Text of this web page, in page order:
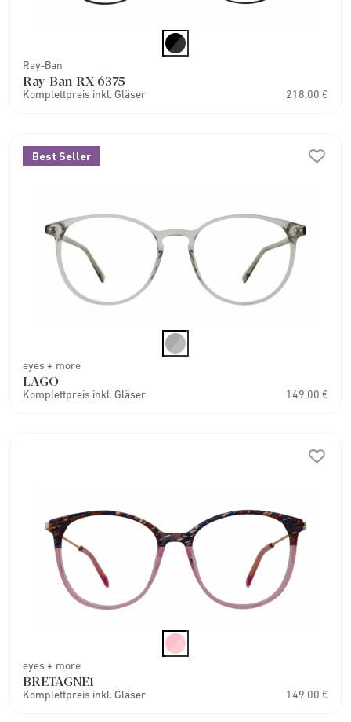
Ray-Ban
Ray-Ban RX 6375
Komplettpreis inkl. Gläser 218,00 €
Best Seller
eyes + more
LAGO
Komplettpreis inkl. Gläser 149,00 €
eyes + more
BRETAGNE1
Komplettpreis inkl. Gläser 149,00 €